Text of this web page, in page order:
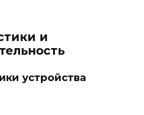
и
устройства